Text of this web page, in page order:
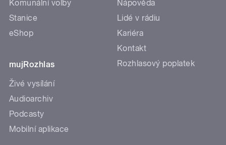
Komunální volby
Stanice
eShop
mujRozhlas
Živé vysílání
Audioarchiv
Podcasty
Mobilní aplikace
Nápověda
Lidé v rádiu
Kariéra
Kontakt
Rozhlasový poplatek